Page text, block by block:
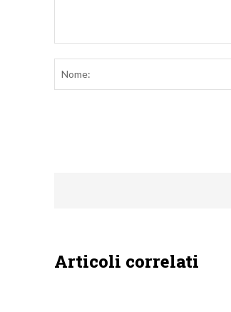
Articoli correlati